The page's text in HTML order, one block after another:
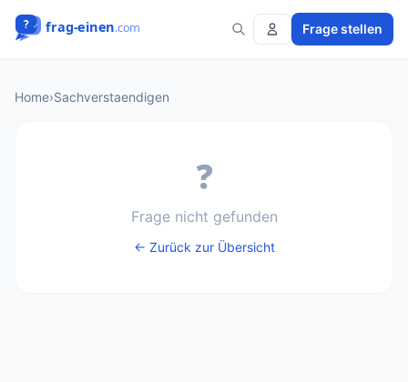
Frage stellen
Home›Sachverstaendigen
❓
Frage nicht gefunden
← Zurück zur Übersicht